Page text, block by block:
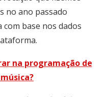
no ano passado
base nos dados
na programação de